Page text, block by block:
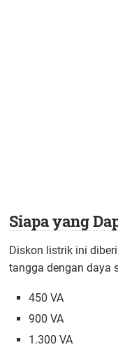
Siapa yang
Diskon listrik ini
tangga dengan daya
450 VA
900 VA
1.300 VA